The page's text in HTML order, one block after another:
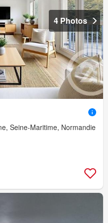
4 Photos
Seine-Maritime, Normandie